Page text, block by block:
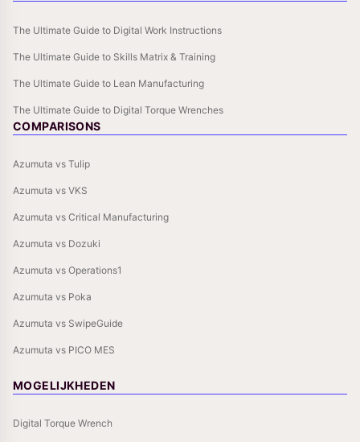
The Ultimate Guide to Digital Work Instructions
The Ultimate Guide to Skills Matrix & Training
The Ultimate Guide to Lean Manufacturing
The Ultimate Guide to Digital Torque Wrenches
COMPARISONS
Azumuta vs Tulip
Azumuta vs VKS
Azumuta vs Critical Manufacturing
Azumuta vs Dozuki
Azumuta vs Operations1
Azumuta vs Poka
Azumuta vs SwipeGuide
Azumuta vs PICO MES
MOGELIJKHEDEN
Digital Torque Wrench